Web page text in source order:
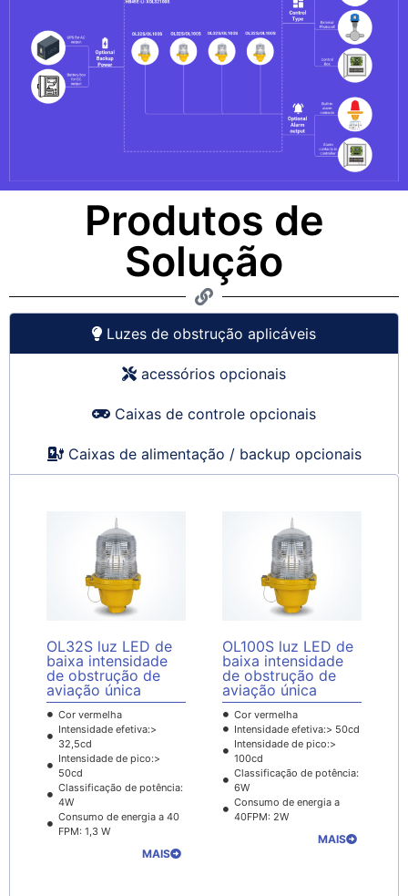
Produtos de
Solução
Luzes de obstrução aplicáveis
acessórios opcionais
Caixas de controle opcionais
Caixas de alimentação / backup opcionais
OL32S luz LED de
baixa intensidade
de obstrução de
aviação única
Cor vermelha
Intensidade efetiva:>
32,5cd
Intensidade de pico:>
50cd
Classificação de potência:
4W
Consumo de energia a 40
FPM: 1,3 W
MAIS
OL100S luz LED de
baixa intensidade
de obstrução de
aviação única
Cor vermelha
Intensidade efetiva:> 50cd
Intensidade de pico:>
100cd
Classificação de potência:
6W
Consumo de energia a
40FPM: 2W
MAIS